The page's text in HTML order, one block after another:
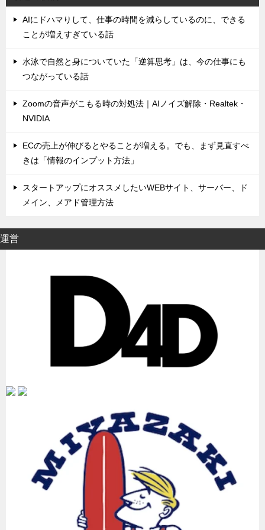
AIにドハマりして、仕事の時間を減らしているのに、できる
ことが増えすぎている話
水泳で自然と身についていた「逆算思考」は、今の仕事にも
つながっている話
Zoomの音声がこもる時の対処法｜AIノイズ解除・Realtek・
NVIDIA
ECの売上が伸びるとやることが増える。でも、まず見直すべ
きは「情報のインプット方法」
スタートアップにオススメしたいWEBサイト、サーバー、ド
メイン、メアド管理方法
運営